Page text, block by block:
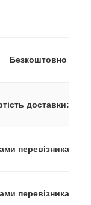
Безкоштовно
доставки:
перевізника
перевізника